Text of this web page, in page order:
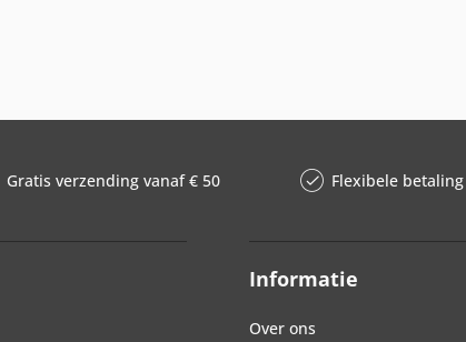
Gratis verzending vanaf € 50 Flexibele
Informatie
Over ons